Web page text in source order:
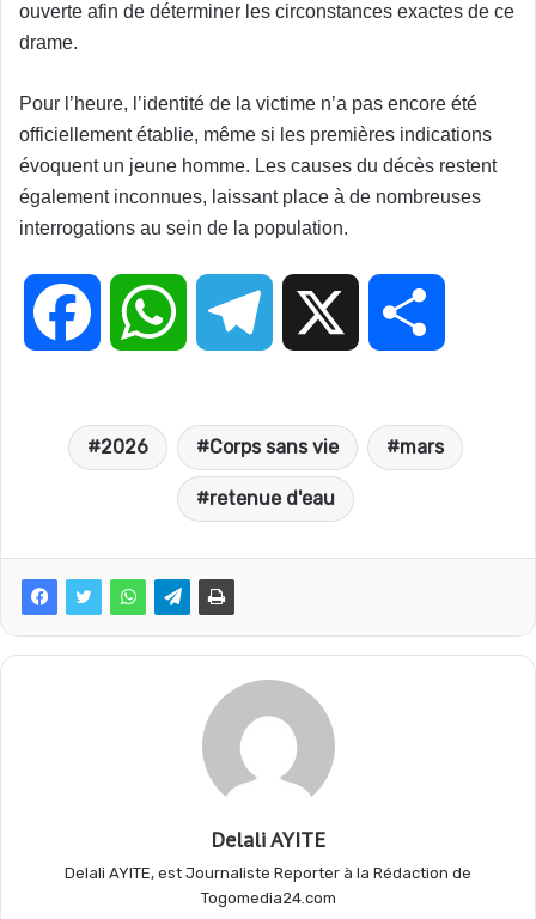
ouverte afin de déterminer les circonstances exactes de ce
drame.
Pour l’heure, l’identité de la victime n’a pas encore été
officiellement établie, même si les premières indications
évoquent un jeune homme. Les causes du décès restent
également inconnues, laissant place à de nombreuses
interrogations au sein de la population.
c
b
a
s
l
a
m
r
2026 Corps sans vie mars
retenue d'eau
Delali AYITE
Delali AYITE, est Journaliste Reporter à la Rédaction de
Togomedia24.com